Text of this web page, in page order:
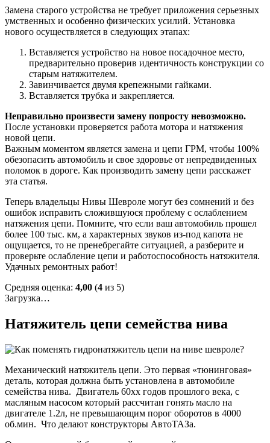
Замена старого устройства не требует приложения серьезных
умственных и особенно физических усилий. Установка
нового осуществляется в следующих этапах:
Вставляется устройство на новое посадочное место,
предварительно проверив идентичность конструкции со
старым натяжителем.
Завинчивается двумя крепежными гайками.
Вставляется трубка и закрепляется.
Неправильно произвести замену попросту невозможно.
После установки проверяется работа мотора и натяжения
новой цепи.
Важным моментом является замена и цепи ГРМ, чтобы 100%
обезопасить автомобиль и свое здоровье от непредвиденных
поломок в дороге. Как производить замену цепи расскажет
эта статья.
Теперь владельцы Нивы Шевроле могут без сомнений и без
ошибок исправить сложившуюся проблему с ослаблением
натяжения цепи. Помните, что если ваш автомобиль прошел
более 100 тыс. км, а характерных звуков из-под капота не
ощущается, то не пренебрегайте ситуацией, а разберите и
проверьте ослабление цепи и работоспособность натяжителя.
Удачных ремонтных работ!
Средняя оценка: 4,00 (4 из 5)
Загрузка…
Натяжитель цепи семейства нива
Механический натяжитель цепи. Это первая «тюнинговая»
деталь, которая должна быть установлена в автомобиле
семейства нива. Двигатель 60хх годов прошлого века, с
масляным насосом который рассчитан гонять масло на
двигателе 1.2л, не превышающим порог оборотов в 4000
об.мин. Что делают конструкторы АвтоТАЗа.